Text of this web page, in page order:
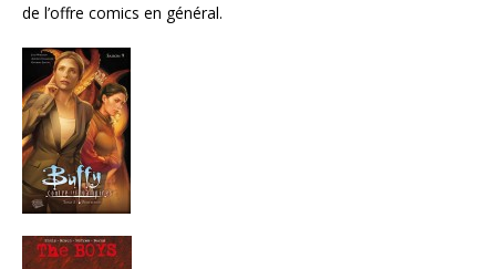
de l’offre comics en général.